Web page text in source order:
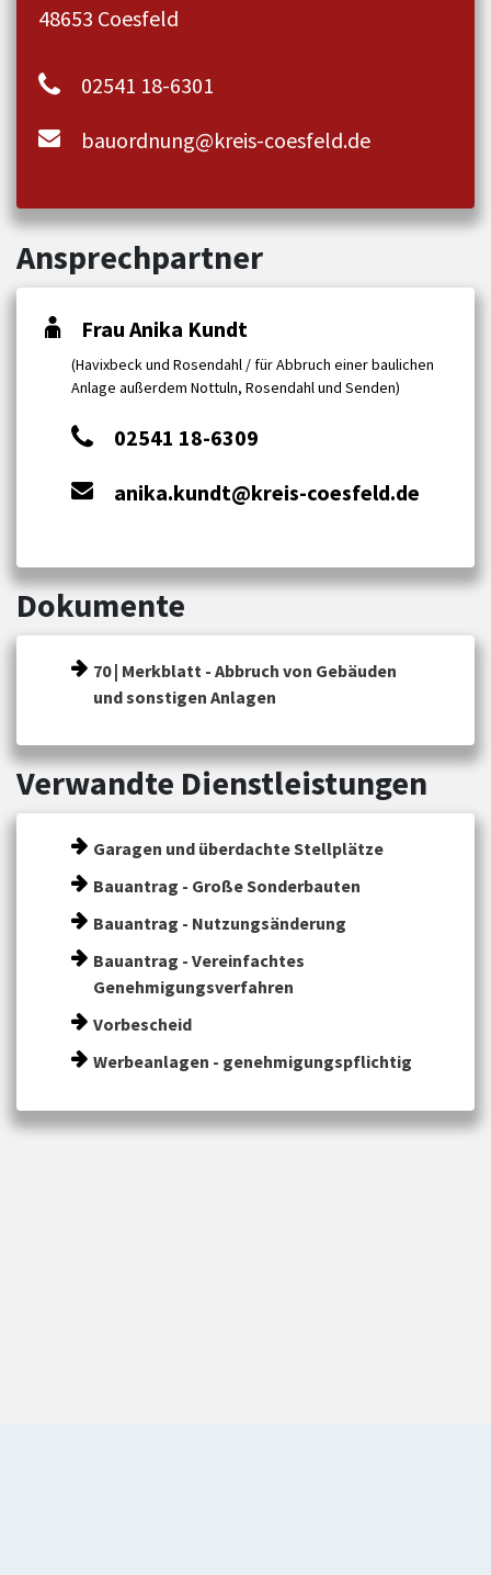
48653 Coesfeld
02541 18-6301
bauordnung@kreis-coesfeld.de
Ansprechpartner
Frau Anika Kundt
(Havixbeck und Rosendahl / für Abbruch einer baulichen
Anlage außerdem Nottuln, Rosendahl und Senden)
02541 18-6309
anika.kundt@kreis-coesfeld.de
Dokumente
70 | Merkblatt - Abbruch von Gebäuden
und sonstigen Anlagen
Verwandte Dienstleistungen
Garagen und überdachte Stellplätze
Bauantrag - Große Sonderbauten
Bauantrag - Nutzungsänderung
Bauantrag - Vereinfachtes
Genehmigungsverfahren
Vorbescheid
Werbeanlagen - genehmigungspflichtig